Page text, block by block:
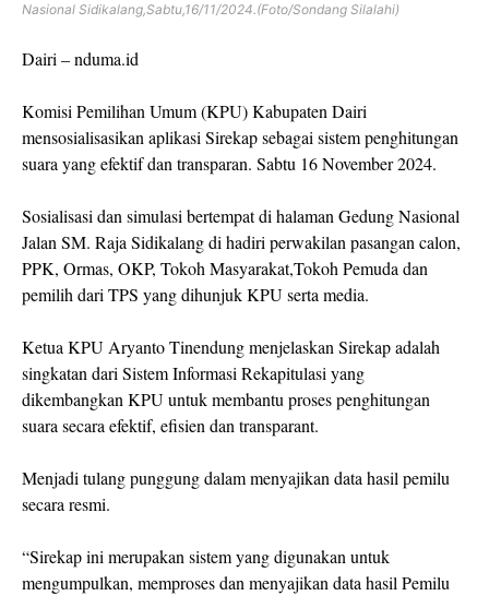
Nasional Sidikalang,Sabtu,16/11/2024.(Foto/Sondang Silalahi)
Dairi – nduma.id
Komisi Pemilihan Umum (KPU) Kabupaten Dairi
mensosialisasikan aplikasi Sirekap sebagai sistem penghitungan
suara yang efektif dan transparan. Sabtu 16 November 2024.
Sosialisasi dan simulasi bertempat di halaman Gedung Nasional
Jalan SM. Raja Sidikalang di hadiri perwakilan pasangan calon,
PPK, Ormas, OKP, Tokoh Masyarakat,Tokoh Pemuda dan
pemilih dari TPS yang dihunjuk KPU serta media.
Ketua KPU Aryanto Tinendung menjelaskan Sirekap adalah
singkatan dari Sistem Informasi Rekapitulasi yang
dikembangkan KPU untuk membantu proses penghitungan
suara secara efektif, efisien dan transparant.
Menjadi tulang punggung dalam menyajikan data hasil pemilu
secara resmi.
“Sirekap ini merupakan sistem yang digunakan untuk
mengumpulkan, memproses dan menyajikan data hasil Pemilu